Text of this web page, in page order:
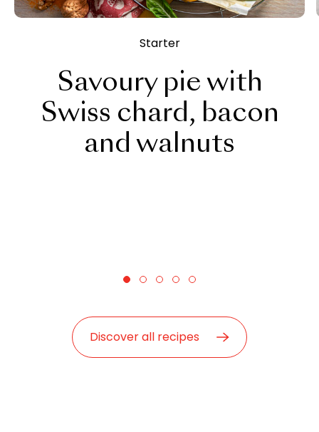
Starter
Savoury pie with
Swiss chard, bacon
and walnuts
Discover all recipes